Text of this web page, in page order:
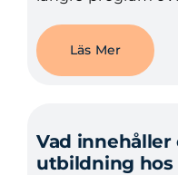
Läs Mer
Vad innehåller
utbildning hos